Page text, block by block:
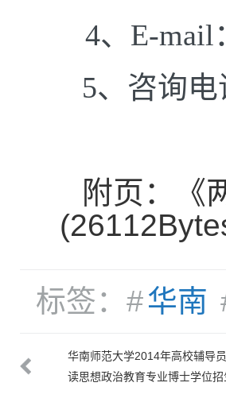
4、E-mail
5、咨询电
附页：《
标签：#华南
招生专
华南师范大学2014年高校辅导
读思想政治教育专业博士学位